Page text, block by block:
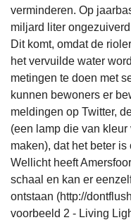
verminderen. Op
miljard liter
Dit komt, omdat de
het vervuilde water
metingen te doen met
kunnen bewoners er
meldingen op Twitter,
(een lamp die van
maken), dat het beter
Wellicht heeft
schaal en kan er
ontstaan (http://
voorbeeld 2 - Living